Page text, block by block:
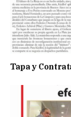
Tapa y